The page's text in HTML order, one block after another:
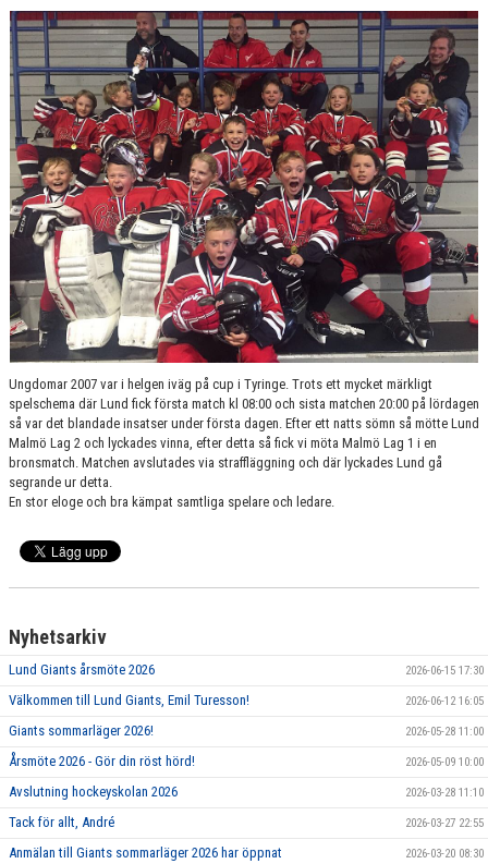
SPONSORER
MEDLEMSKAP
DOKUMENT/LÄNKAR
LUND GIANTS RÖDA TRÅD
KONTAKTA OSS
BOKNING
Ungdomar 2007 var i helgen iväg på cup i Tyringe. Trots ett mycket märkligt
spelschema där Lund fick första match kl 08:00 och sista matchen 20:00 på lördagen
så var det blandade insatser under första dagen. Efter ett natts sömn så mötte Lund
Malmö Lag 2 och lyckades vinna, efter detta så fick vi möta Malmö Lag 1 i en
bronsmatch. Matchen avslutades via straffläggning och där lyckades Lund gå
segrande ur detta.
En stor eloge och bra kämpat samtliga spelare och ledare.
Nyhetsarkiv
Lund Giants årsmöte 2026 2026-06-15 17:30
Välkommen till Lund Giants, Emil Turesson! 2026-06-12 16:05
Giants sommarläger 2026! 2026-05-28 11:00
Årsmöte 2026 - Gör din röst hörd! 2026-05-09 10:00
Avslutning hockeyskolan 2026 2026-03-28 11:10
Tack för allt, André 2026-03-27 22:55
Anmälan till Giants sommarläger 2026 har öppnat 2026-03-20 08:30